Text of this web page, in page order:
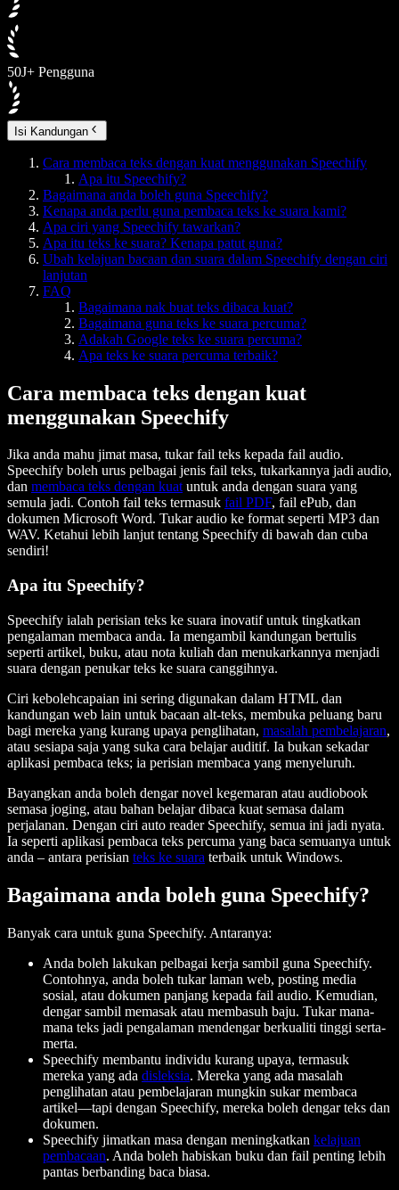
50J+ Pengguna
Isi Kandungan
Cara membaca teks dengan kuat menggunakan Speechify
Apa itu Speechify?
Bagaimana anda boleh guna Speechify?
Kenapa anda perlu guna pembaca teks ke suara kami?
Apa ciri yang Speechify tawarkan?
Apa itu teks ke suara? Kenapa patut guna?
Ubah kelajuan bacaan dan suara dalam Speechify dengan ciri
lanjutan
FAQ
Bagaimana nak buat teks dibaca kuat?
Bagaimana guna teks ke suara percuma?
Adakah Google teks ke suara percuma?
Apa teks ke suara percuma terbaik?
Cara membaca teks dengan kuat
menggunakan Speechify
Jika anda mahu jimat masa, tukar fail teks kepada fail audio.
Speechify boleh urus pelbagai jenis fail teks, tukarkannya jadi audio,
dan membaca teks dengan kuatuntuk anda dengan suara yang
semula jadi. Contoh fail teks termasuk fail PDF, fail ePub, dan
dokumen Microsoft Word. Tukar audio ke format seperti MP3 dan
WAV. Ketahui lebih lanjut tentang Speechify di bawah dan cuba
sendiri!
Apa itu Speechify?
Speechify ialah perisian teks ke suara inovatif untuk tingkatkan
pengalaman membaca anda. Ia mengambil kandungan bertulis
seperti artikel, buku, atau nota kuliah dan menukarkannya menjadi
suara dengan penukar teks ke suara canggihnya.
Ciri kebolehcapaian ini sering digunakan dalam HTML dan
kandungan web lain untuk bacaan alt-teks, membuka peluang baru
bagi mereka yang kurang upaya penglihatan, masalah pembelajaran,
atau sesiapa saja yang suka cara belajar auditif. Ia bukan sekadar
aplikasi pembaca teks; ia perisian membaca yang menyeluruh.
Bayangkan anda boleh dengar novel kegemaran atau audiobook
semasa joging, atau bahan belajar dibaca kuat semasa dalam
perjalanan. Dengan ciri auto reader Speechify, semua ini jadi nyata.
Ia seperti aplikasi pembaca teks percuma yang baca semuanya untuk
anda – antara perisian teks ke suara terbaik untuk Windows.
Bagaimana anda boleh guna Speechify?
Banyak cara untuk guna Speechify. Antaranya:
Anda boleh lakukan pelbagai kerja sambil guna Speechify.
Contohnya, anda boleh tukar laman web, posting media
sosial, atau dokumen panjang kepada fail audio. Kemudian,
dengar sambil memasak atau membasuh baju. Tukar mana-
mana teks jadi pengalaman mendengar berkualiti tinggi serta-
merta.
Speechify membantu individu kurang upaya, termasuk
mereka yang ada disleksia. Mereka yang ada masalah
penglihatan atau pembelajaran mungkin sukar membaca
artikel—tapi dengan Speechify, mereka boleh dengar teks dan
dokumen.
Speechify jimatkan masa dengan meningkatkan kelajuan
pembacaan. Anda boleh habiskan buku dan fail penting lebih
pantas berbanding baca biasa.